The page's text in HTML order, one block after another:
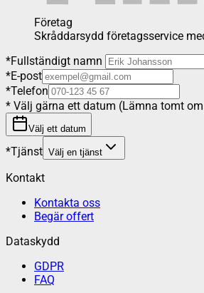
Företag
Skråddarsydd företagsservice
*Fullständigt namn
*E-post
*Telefon
* Välj gärna ett datum (Lämna tomt
Välj ett datum
*Tjänst Välj en tjänst
Kontakt
Kontakta oss
Begär offert
Dataskydd
GDPR
FAQ